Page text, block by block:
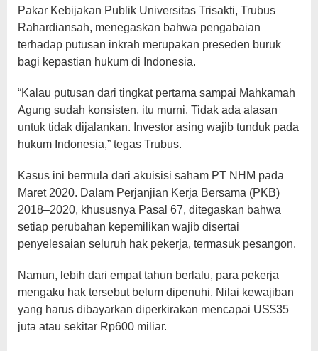
Pakar Kebijakan Publik Universitas Trisakti, Trubus
Rahardiansah, menegaskan bahwa pengabaian
terhadap putusan inkrah merupakan preseden buruk
bagi kepastian hukum di Indonesia.
“Kalau putusan dari tingkat pertama sampai Mahkamah
Agung sudah konsisten, itu murni. Tidak ada alasan
untuk tidak dijalankan. Investor asing wajib tunduk pada
hukum Indonesia,” tegas Trubus.
Kasus ini bermula dari akuisisi saham PT NHM pada
Maret 2020. Dalam Perjanjian Kerja Bersama (PKB)
2018–2020, khususnya Pasal 67, ditegaskan bahwa
setiap perubahan kepemilikan wajib disertai
penyelesaian seluruh hak pekerja, termasuk pesangon.
Namun, lebih dari empat tahun berlalu, para pekerja
mengaku hak tersebut belum dipenuhi. Nilai kewajiban
yang harus dibayarkan diperkirakan mencapai US$35
juta atau sekitar Rp600 miliar.